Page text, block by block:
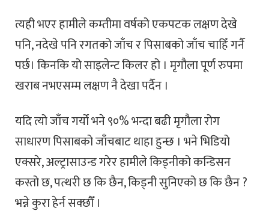
त्यही भएर हामीले कम्तीमा वर्षको एकपटक लक्षण देखे
पनि, नदेखे पनि रगतको जाँच र पिसाबको जाँच चाहिँ गर्नै
पर्छ। किनकि यो साइलेन्ट किलर हो । मृगौला पूर्ण रुपमा
खराब नभएसम्म लक्षण नै देखा पर्दैन ।
यदि त्यो जाँच गर्यो भने ९०% भन्दा बढी मृगौला रोग
साधारण पिसाबको जाँचबाट थाहा हुन्छ । भने भिडियो
एक्सरे, अल्ट्रासाउन्ड गरेर हामीले किड्नीको कन्डिसन
कस्तो छ, पत्थरी छ कि छैन, किड्नी सुनिएको छ कि छैन ?
भन्ने कुरा हेर्न सक्छौँ ।